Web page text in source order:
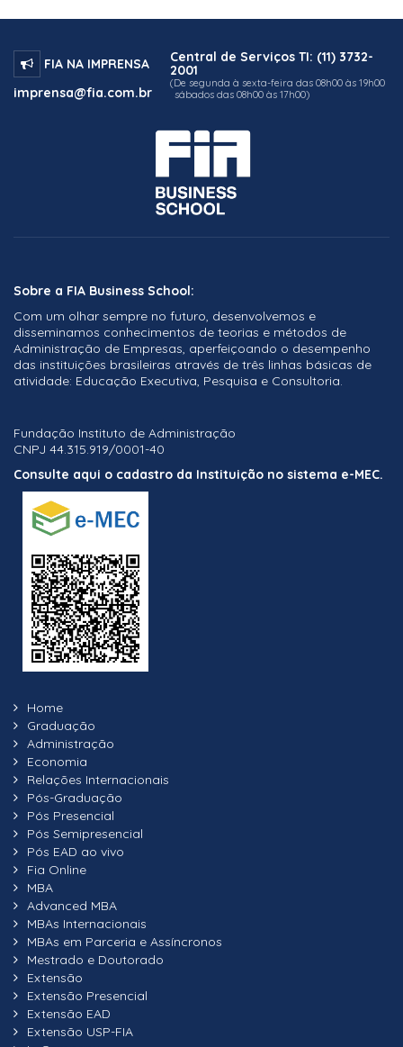
FIA NA IMPRENSA
imprensa@fia.com.br
Central de Serviços TI: (11) 3732-
2001
(De segunda à sexta-feira das 08h00 às 19h00
sábados das 08h00 às 17h00)
Sobre a FIA Business School:
Com um olhar sempre no futuro, desenvolvemos e
disseminamos conhecimentos de teorias e métodos de
Administração de Empresas, aperfeiçoando o desempenho
das instituições brasileiras através de três linhas básicas de
atividade: Educação Executiva, Pesquisa e Consultoria.
Fundação Instituto de Administração
CNPJ 44.315.919/0001-40
Consulte aqui o cadastro da Instituição no sistema e-MEC.
Home
Graduação
Administração
Economia
Relações Internacionais
Pós-Graduação
Pós Presencial
Pós Semipresencial
Pós EAD ao vivo
Fia Online
MBA
Advanced MBA
MBAs Internacionais
MBAs em Parceria e Assíncronos
Mestrado e Doutorado
Extensão
Extensão Presencial
Extensão EAD
Extensão USP-FIA